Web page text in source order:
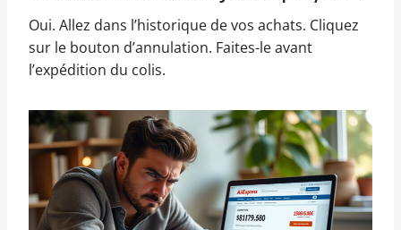
Oui. Allez dans l’historique de vos achats. Cliquez
sur le bouton d’annulation. Faites-le avant
l’expédition du colis.